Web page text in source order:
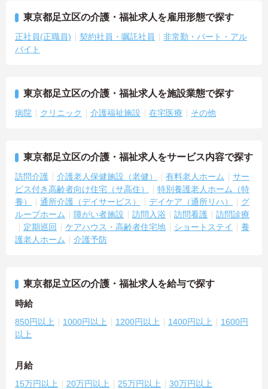
東京都足立区の介護・福祉求人を雇用形態で探す
正社員(正職員) 契約社員・嘱託社員
非常勤・パート・アル
バイト
東京都足立区の介護・福祉求人を施設業態で探す
病院 クリニック 介護福祉施設 在宅医療 その他
東京都足立区の介護・福祉求人をサービス内容で探す
訪問介護 介護老人保健施設（老健） 有料老人ホーム
サー
ビス付き高齢者向け住宅（サ高住）
特別養護老人ホーム（特
養）
通所介護（デイサービス） デイケア（通所リハ）
グ
ループホーム
障がい者施設 訪問入浴 訪問看護
訪問診療
定期巡回
ケアハウス・高齢者住宅地 ショートステイ
養
護老人ホーム
介護予防
東京都足立区の介護・福祉求人を給与で探す
時給
850円以上 1000円以上 1200円以上 1400円以上
1600円
以上
月給
15万円以上 20万円以上 25万円以上 30万円以上